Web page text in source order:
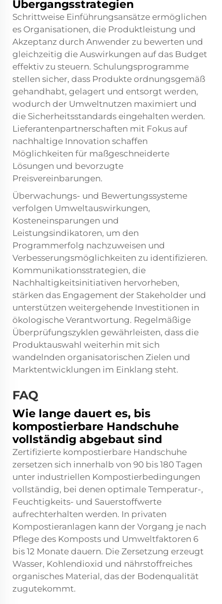
Übergangsstrategien
Schrittweise Einführungsansätze ermöglichen
es Organisationen, die Produktleistung und
Akzeptanz durch Anwender zu bewerten und
gleichzeitig die Auswirkungen auf das Budget
effektiv zu steuern. Schulungsprogramme
stellen sicher, dass Produkte ordnungsgemäß
gehandhabt, gelagert und entsorgt werden,
wodurch der Umweltnutzen maximiert und
die Sicherheitsstandards eingehalten werden.
Lieferantenpartnerschaften mit Fokus auf
nachhaltige Innovation schaffen
Möglichkeiten für maßgeschneiderte
Lösungen und bevorzugte
Preisvereinbarungen.
Überwachungs- und Bewertungssysteme
verfolgen Umweltauswirkungen,
Kosteneinsparungen und
Leistungsindikatoren, um den
Programmerfolg nachzuweisen und
Verbesserungsmöglichkeiten zu identifizieren.
Kommunikationsstrategien, die
Nachhaltigkeitsinitiativen hervorheben,
stärken das Engagement der Stakeholder und
unterstützen weitergehende Investitionen in
ökologische Verantwortung. Regelmäßige
Überprüfungszyklen gewährleisten, dass die
Produktauswahl weiterhin mit sich
wandelnden organisatorischen Zielen und
Marktentwicklungen im Einklang steht.
FAQ
Wie lange dauert es, bis
kompostierbare Handschuhe
vollständig abgebaut sind
Zertifizierte kompostierbare Handschuhe
zersetzen sich innerhalb von 90 bis 180 Tagen
unter industriellen Kompostierbedingungen
vollständig, bei denen optimale Temperatur-,
Feuchtigkeits- und Sauerstoffwerte
aufrechterhalten werden. In privaten
Kompostieranlagen kann der Vorgang je nach
Pflege des Komposts und Umweltfaktoren 6
bis 12 Monate dauern. Die Zersetzung erzeugt
Wasser, Kohlendioxid und nährstoffreiches
organisches Material, das der Bodenqualität
zugutekommt.